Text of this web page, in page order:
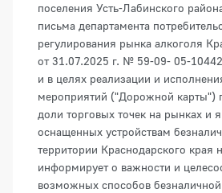
поселения Усть-Лабинского
письма департамента
регулирования рынка алкоголя
от 31.07.2025 г. № 59-09- 05-
и в целях реализации и
мероприятий ("Дорожной карты")
доли торговых точек на рынках и
оснащенных устройствам
территории Краснодарского края
информирует о важности и
возможных способов